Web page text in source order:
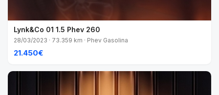
Lynk&Co 01 1.5 Phev 260
28/03/2023 · 73.359 km · Phev Gasolina
21.450€